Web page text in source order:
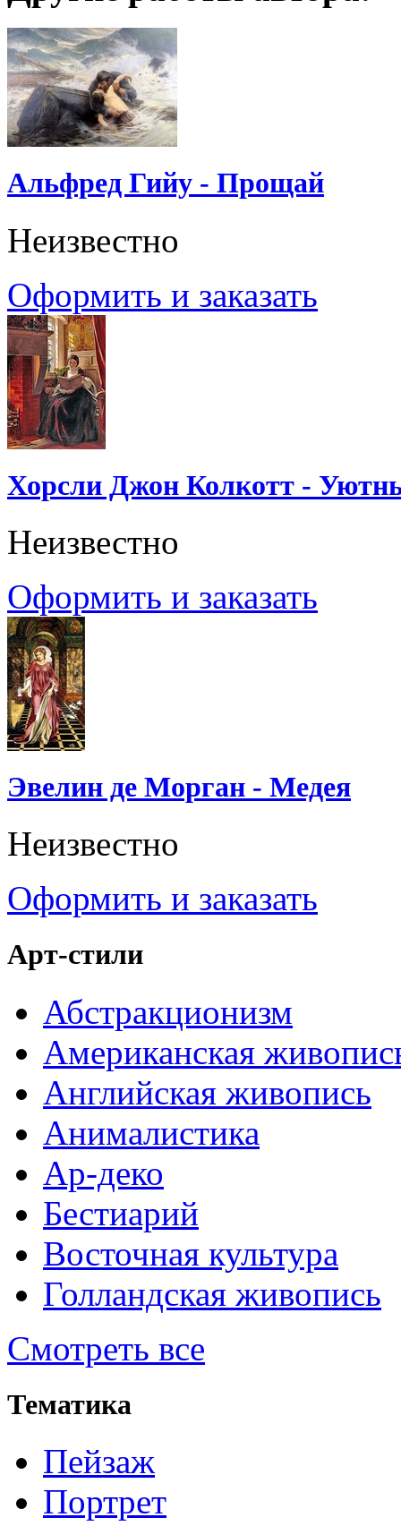
Альфред Гийу - Прощай
Неизвестно
Оформить и заказать
Хорсли Джон Колкотт -
Неизвестно
Оформить и заказать
Эвелин де Морган - Медея
Неизвестно
Оформить и заказать
Арт-стили
Абстракционизм
Американская
Английская живопись
Анималистика
Ар-деко
Бестиарий
Восточная культура
Голландская живопись
Смотреть все
Тематика
Пейзаж
Портрет